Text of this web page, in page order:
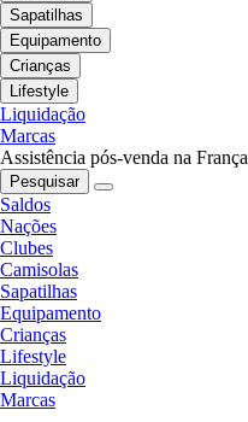
Sapatilhas
Equipamento
Crianças
Lifestyle
Liquidação
Marcas
Assistência pós-venda na França
Pesquisar
Saldos
Nações
Clubes
Camisolas
Sapatilhas
Equipamento
Crianças
Lifestyle
Liquidação
Marcas